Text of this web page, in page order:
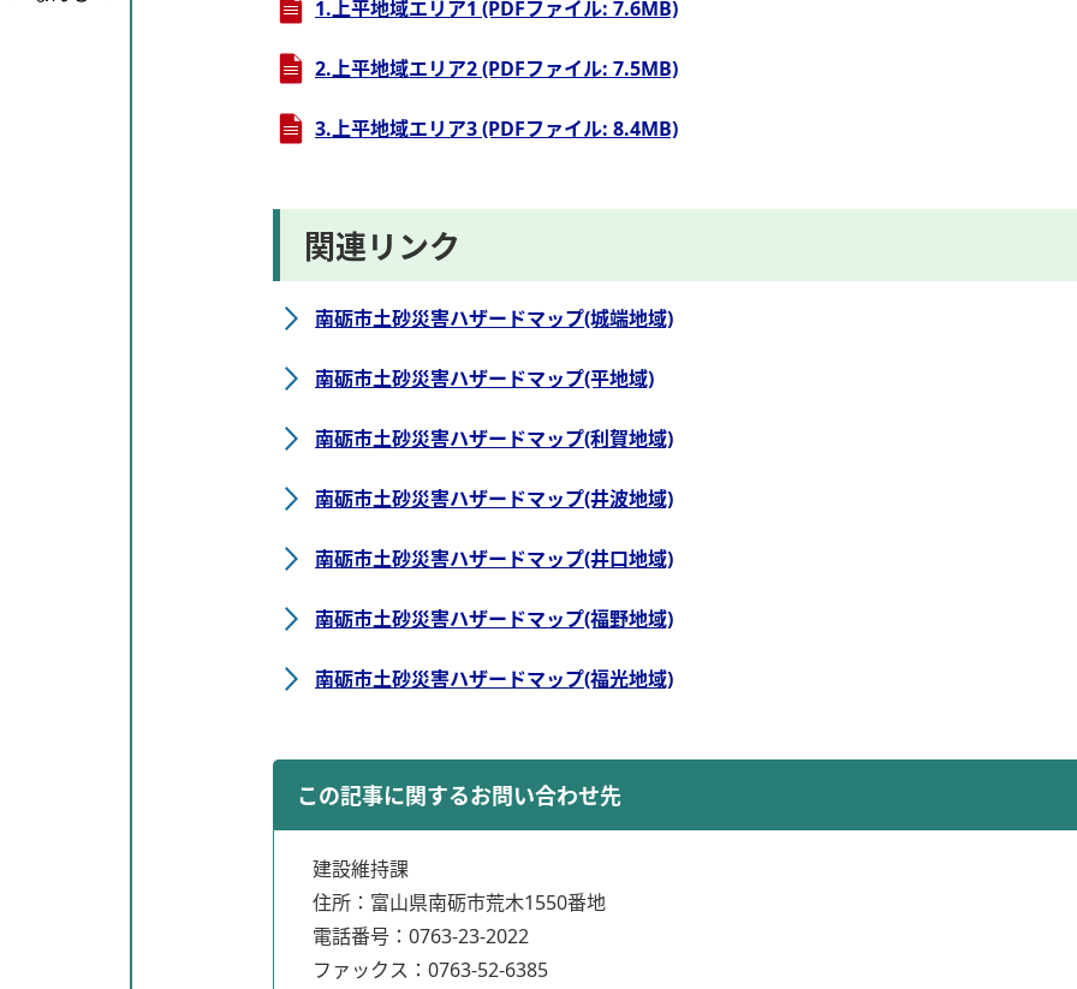
1.上平地域エリア1 (PDFファイル: 7.6MB)
2.上平地域エリア2 (PDFファイル: 7.5MB)
3.上平地域エリア3 (PDFファイル: 8.4MB)
関連リンク
南砺市土砂災害ハザードマップ(城端地域)
南砺市土砂災害ハザードマップ(平地域)
南砺市土砂災害ハザードマップ(利賀地域)
南砺市土砂災害ハザードマップ(井波地域)
南砺市土砂災害ハザードマップ(井口地域)
南砺市土砂災害ハザードマップ(福野地域)
南砺市土砂災害ハザードマップ(福光地域)
この記事に関するお問い合わせ先
建設維持課
住所：富山県南砺市荒木1550番地
電話番号：0763-23-2022
ファックス：0763-52-6385